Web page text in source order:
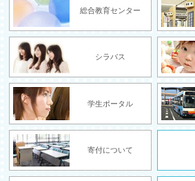
総合教育センター
シラバス
学生ポータル
寄付について